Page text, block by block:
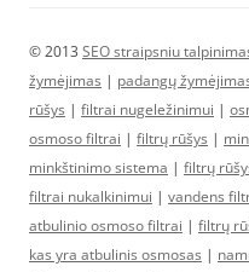
© 2013 SEO straipsniu
žymėjimas | padangų
rūšys | filtrai nugeležinimui |
osmoso filtrai | filtrų rūšys |
minkštinimo sistema | filtrų
filtrai nukalkinimui | vandens
atbulinio osmoso filtrai | filtrų
kas yra atbulinis osmosas |